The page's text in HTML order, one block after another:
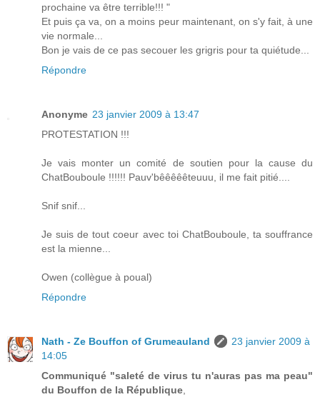
prochaine va être terrible!!! "
Et puis ça va, on a moins peur maintenant, on s'y fait, à une
vie normale...
Bon je vais de ce pas secouer les grigris pour ta quiétude...
Répondre
Anonyme 23 janvier 2009 à 13:47
PROTESTATION !!!
Je vais monter un comité de soutien pour la cause du
ChatBouboule !!!!!! Pauv'bêêêêêteuuu, il me fait pitié....
Snif snif...
Je suis de tout coeur avec toi ChatBouboule, ta souffrance
est la mienne...
Owen (collègue à poual)
Répondre
Nath - Ze Bouffon of Grumeauland
23 janvier 2009 à
14:05
Communiqué "saleté de virus tu n'auras pas ma peau"
du Bouffon de la République